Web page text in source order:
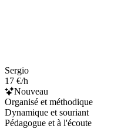
Sergio
17 €/h
Nouveau
Organisé et méthodique
Dynamique et souriant
Pédagogue et à l'écoute